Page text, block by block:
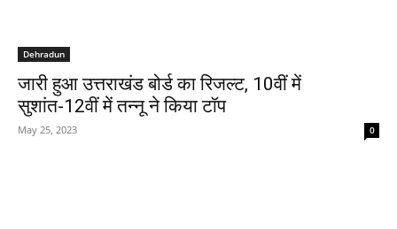
Dehradun
जारी हुआ उत्तराखंड बोर्ड का रिजल्ट, 10वीं में
सुशांत-12वीं में तन्नू ने किया टॉप
May 25, 2023 0